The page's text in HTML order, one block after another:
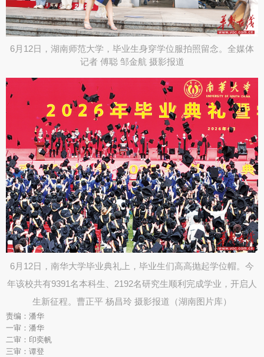
6月12日，湖南师范大学，毕业生身穿学位服拍照留念。全媒体
记者 傅聪 邹金航 摄影报道​​
6月12日，南华大学毕业典礼上，毕业生们高高抛起学位帽。今
年该校共有9391名本科生、2192名研究生顺利完成学业，开启人
生新征程。曹正平 杨昌玲 摄影报道（湖南图片库）​
责编：潘华
一审：潘华
二审：印奕帆
三审：谭登